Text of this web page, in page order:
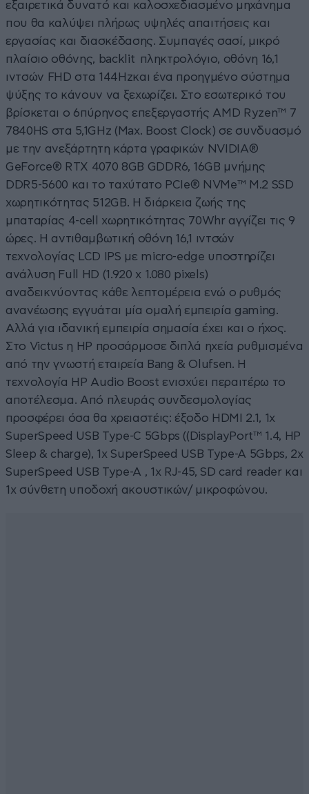
εξαιρετικά δυνατό και καλοσχεδιασμένο μηχάνημα
που θα καλύψει πλήρως υψηλές απαιτήσεις και
εργασίας και διασκέδασης. Συμπαγές σασί, μικρό
πλαίσιο οθόνης, backlit πληκτρολόγιο, οθόνη 16,1
ιντσών FHD στα 144Hzκαι ένα προηγμένο σύστημα
ψύξης το κάνουν να ξεχωρίζει. Στο εσωτερικό του
βρίσκεται ο 6πύρηνος επεξεργαστής AMD Ryzen™ 7
7840HS στα 5,1GHz (Max. Boost Clock) σε συνδυασμό
με την ανεξάρτητη κάρτα γραφικών NVIDIA®
GeForce® RTX 4070 8GB GDDR6, 16GB μνήμης
DDR5-5600 και το ταχύτατο PCIe® NVMe™ M.2 SSD
χωρητικότητας 512GB. Η διάρκεια ζωής της
μπαταρίας 4-cell χωρητικότητας 70Whr αγγίζει τις 9
ώρες. Η αντιθαμβωτική οθόνη 16,1 ιντσών
τεχνολογίας LCD IPS με micro-edge υποστηρίζει
ανάλυση Full HD (1.920 x 1.080 pixels)
αναδεικνύοντας κάθε λεπτομέρεια ενώ ο ρυθμός
ανανέωσης εγγυάται μία ομαλή εμπειρία gaming.
Αλλά για ιδανική εμπειρία σημασία έχει και ο ήχος.
Στο Victus η HP προσάρμοσε διπλά ηχεία ρυθμισμένα
από την γνωστή εταιρεία Bang & Olufsen. Η
τεχνολογία HP Audio Boost ενισχύει περαιτέρω το
αποτέλεσμα. Από πλευράς συνδεσμολογίας
προσφέρει όσα θα χρειαστέις: έξοδο HDMI 2.1, 1x
SuperSpeed USB Type-C 5Gbps ((DisplayPort™ 1.4, HP
Sleep & charge), 1x SuperSpeed USB Type-A 5Gbps, 2x
SuperSpeed USB Type-A , 1x RJ-45, SD card reader και
1x σύνθετη υποδοχή ακουστικών/ μικροφώνου.